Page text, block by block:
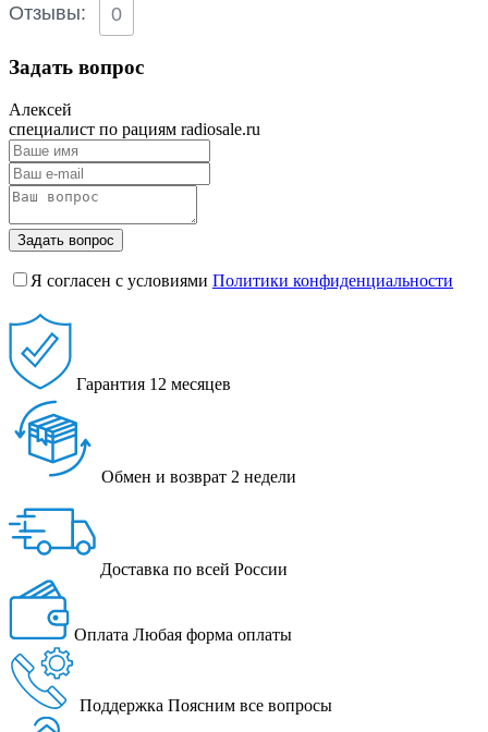
Отзывы: 0
Задать вопрос
Алексей
специалист по рациям radiosale.ru
Задать вопрос
Я согласен с условиями Политики конфиденциальности
Гарантия 12 месяцев
Обмен и возврат 2 недели
Доставка по всей России
Оплата Любая форма оплаты
Поддержка Поясним все вопросы